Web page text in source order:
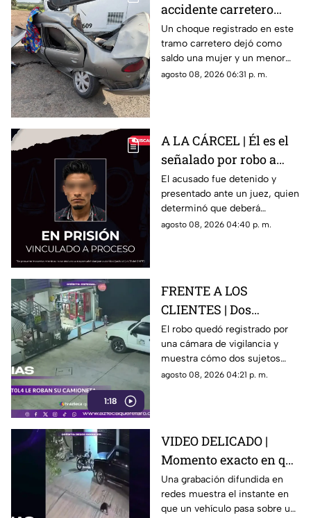
accidente carretero
deja una mujer y un
niño mu3rtos en San
Juan del Río
Un choque registrado en este
tramo carretero dejó como
saldo una mujer y un menor
sin vida, además de una
agosto 08, 2026 06:31 p. m.
A LA CÁRCEL | Él es el
señalado por robo a
una casa en Santa Rosa
Jáuregui
El acusado fue detenido y
presentado ante un juez, quien
determinó que deberá
permanecer en prisión
agosto 08, 2026 04:40 p. m.
1:18
FRENTE A LOS
CLIENTES | Dos
hombres enc4ñonan a
conductor y se llevan
su camioneta
El robo quedó registrado por
una cámara de vigilancia y
muestra cómo dos sujetos
obligaron a un conductor y a
agosto 08, 2026 04:21 p. m.
VIDEO DELICADO |
Momento exacto en que
camioneta atropella a
un perro y conductor
Una grabación difundida en
redes muestra el instante en
que un vehículo pasa sobre un